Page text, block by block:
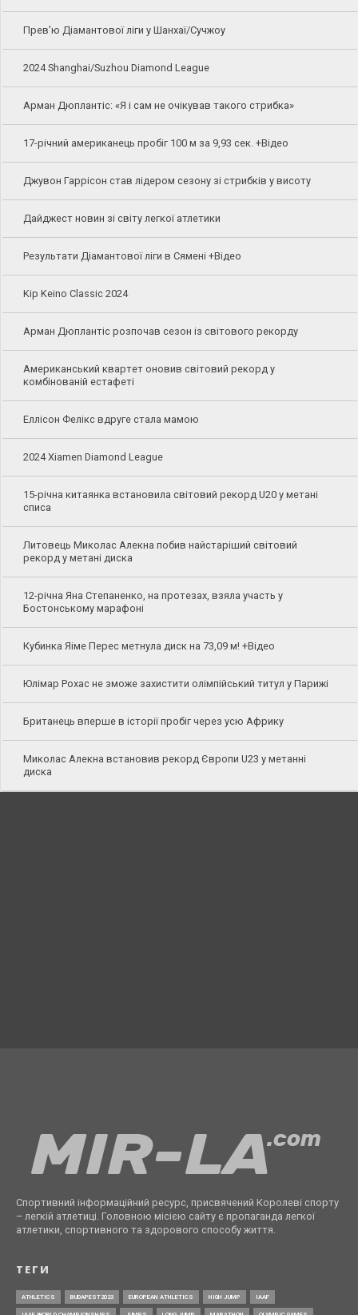
Прев'ю Діамантової ліги у Шанхаї/Сучжоу
2024 Shanghai/Suzhou Diamond League
Арман Дюплантіс: «Я і сам не очікував такого стрибка»
17-річний американець пробіг 100 м за 9,93 сек. +Відео
Джувон Гаррісон став лідером сезону зі стрибків у висоту
Дайджест новин зі світу легкої атлетики
Результати Діамантової ліги в Сямені +Відео
Kip Keino Classic 2024
Арман Дюплантіс розпочав сезон із світового рекорду
Американський квартет оновив світовий рекорд у
комбінованій естафеті
Еллісон Фелікс вдруге стала мамою
2024 Xiamen Diamond League
15-річна китаянка встановила світовий рекорд U20 у метані
списа
Литовець Миколас Алекна побив найстаріший світовий
рекорд у метані диска
12-річна Яна Степаненко, на протезах, взяла участь у
Бостонському марафоні
Кубинка Яіме Перес метнула диск на 73,09 м! +Відео
Юлімар Рохас не зможе захистити олімпійський титул у Парижі
Британець вперше в історії пробіг через усю Африку
Миколас Алекна встановив рекорд Європи U23 у метанні
диска
Спортивний інформаційний ресурс, присвячений Королеві спорту
– легкій атлетиці. Головною місією сайту є пропаганда легкої
атлетики, спортивного та здорового способу життя.
ТЕГИ
ATHLETICS BUDAPEST2023 EUROPEAN ATHLETICS HIGH JUMP IAAF